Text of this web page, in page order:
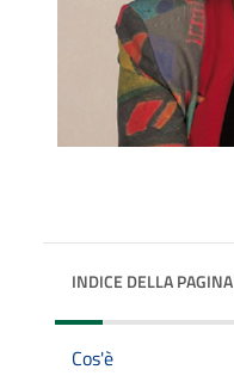
INDICE DELLA PAGINA
Cos'è